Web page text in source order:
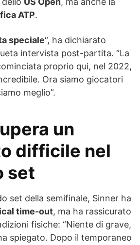
ATP.
speciale“, ha dichiarato
intervista post-partita. “La
proprio qui, nel 2022,
Ora siamo giocatori
meglio”.
un
difficile nel
set
set della semifinale, Sinner ha
time-out, ma ha rassicurato
fisiche: “Niente di grave,
spiegato. Dopo il temporaneo